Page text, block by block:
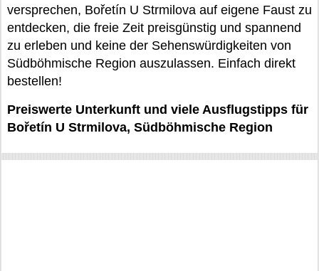
versprechen, Bořetín U Strmilova auf eigene Faust zu
entdecken, die freie Zeit preisgünstig und spannend
zu erleben und keine der Sehenswürdigkeiten von
Südböhmische Region auszulassen. Einfach direkt
bestellen!
Preiswerte Unterkunft und viele Ausflugstipps für
Bořetín U Strmilova, Südböhmische Region